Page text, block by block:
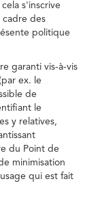
s'inscrive
cadre des
politique
garanti vis-à-vis
ex. le
de
le
y relatives,
du Point de
minimisation
qui est fait